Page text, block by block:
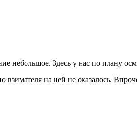
небольшое. Здесь у нас по плану
взимателя на ней не оказалось.